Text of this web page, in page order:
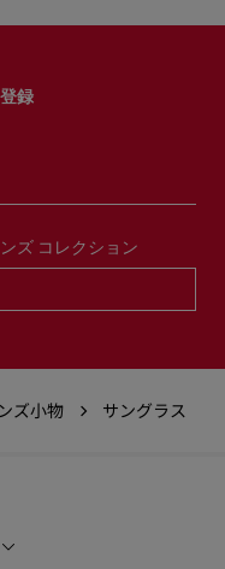
録
ズ コレクション
ズ小物 サングラス